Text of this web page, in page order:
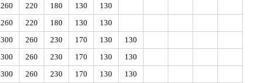
260 220 180 130
130
260 220 180 130
130
300 260 230 170 130
130
300 260 230 170 130
130
300 260 230 170 130
130